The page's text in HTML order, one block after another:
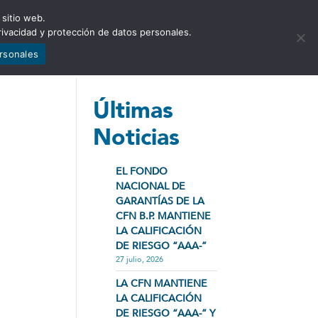
NOTICIAS CONTÁCTENOS
Últimas
Noticias
EL FONDO
NACIONAL DE
GARANTÍAS DE LA
CFN B.P. MANTIENE
LA CALIFICACIÓN
DE RIESGO “AAA-”
27 julio, 2026
LA CFN MANTIENE
LA CALIFICACIÓN
DE RIESGO “AAA-” Y
sitio web.
y protección de datos personales.